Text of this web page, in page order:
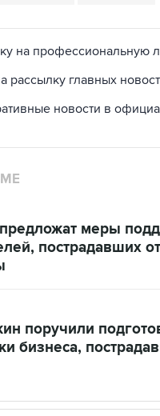
на профессиональную
рассылку главных
новости в
меры
пострадавших
поручили
бизнеса,